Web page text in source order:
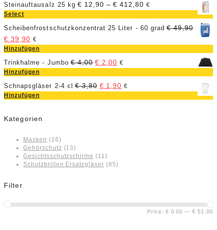
Steinauftausalz 25 kg € 12,90 –€ 412,80 €
Select
Scheibenfrostschutzkonzentrat 25 Liter - 60 grad €49,90
€ 39,90 €
Hinzufügen
Trinkhalme - Jumbo €4,00 € 2,00 €
Hinzufügen
Schnapsgläser 2-4 cl €3,80 € 1,90 €
Hinzufügen
Kategorien
Masken (16)
Gehörschutz (13)
Gesichtsschutzschirme (11)
Schutzbrillen Ersatzgläser (85)
Filter
Price: € 0.00 —€ 51.00